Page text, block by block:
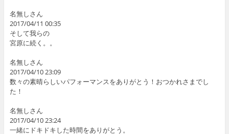
名無しさん
2017/04/11 00:35
そして我らの
宮原に続く。。
名無しさん
2017/04/10 23:09
数々の素晴らしいパフォーマンスをありがとう！おつかれさまでし
た！
名無しさん
2017/04/10 23:24
一緒にドキドキした時間をありがとう。